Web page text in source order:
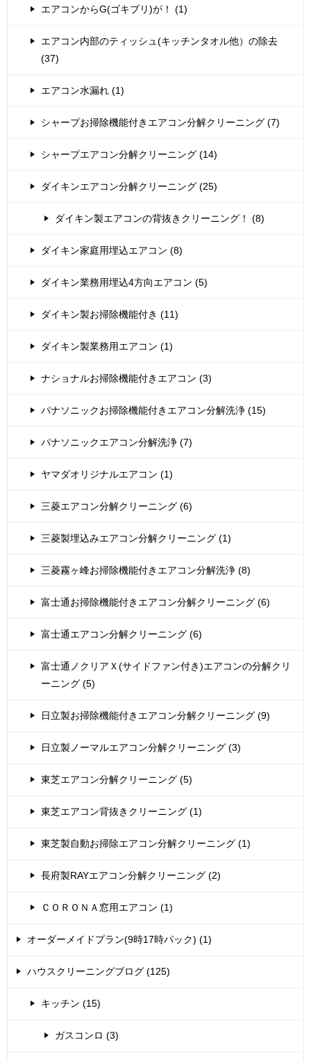
エアコンからG(ゴキブリ)が！ (1)
エアコン内部のティッシュ(キッチンタオル他）の除去
(37)
エアコン水漏れ (1)
シャープお掃除機能付きエアコン分解クリーニング (7)
シャープエアコン分解クリーニング (14)
ダイキンエアコン分解クリーニング (25)
ダイキン製エアコンの背抜きクリーニング！ (8)
ダイキン家庭用埋込エアコン (8)
ダイキン業務用埋込4方向エアコン (5)
ダイキン製お掃除機能付き (11)
ダイキン製業務用エアコン (1)
ナショナルお掃除機能付きエアコン (3)
パナソニックお掃除機能付きエアコン分解洗浄 (15)
パナソニックエアコン分解洗浄 (7)
ヤマダオリジナルエアコン (1)
三菱エアコン分解クリーニング (6)
三菱製埋込みエアコン分解クリーニング (1)
三菱霧ヶ峰お掃除機能付きエアコン分解洗浄 (8)
富士通お掃除機能付きエアコン分解クリーニング (6)
富士通エアコン分解クリーニング (6)
富士通ノクリアＸ(サイドファン付き)エアコンの分解クリ
ーニング (5)
日立製お掃除機能付きエアコン分解クリーニング (9)
日立製ノーマルエアコン分解クリーニング (3)
東芝エアコン分解クリーニング (5)
東芝エアコン背抜きクリーニング (1)
東芝製自動お掃除エアコン分解クリーニング (1)
長府製RAYエアコン分解クリーニング (2)
ＣＯＲＯＮＡ窓用エアコン (1)
オーダーメイドプラン(9時17時パック) (1)
ハウスクリーニングブログ (125)
キッチン (15)
ガスコンロ (3)